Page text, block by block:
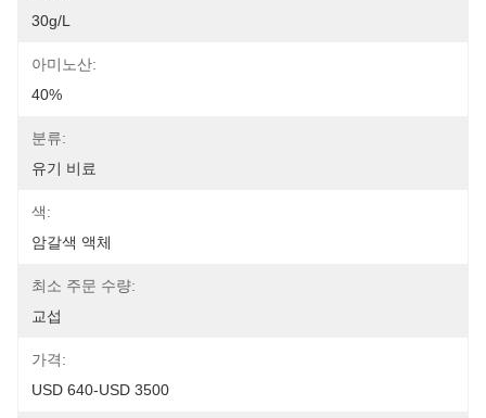
30g/L
아미노산:
40%
분류:
유기 비료
색:
암갈색 액체
최소 주문 수량:
교섭
가격:
USD 640-USD 3500